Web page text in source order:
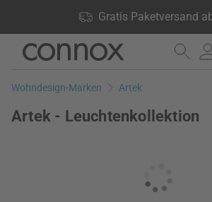
Gratis Paketversand
lagernd, 60 Tage Rückgaberecht
Direkt
Seiteninhalt
Direkt
Suchfeld
Wohndesign-Marken Artek
Artek - Leuchtenkollektion